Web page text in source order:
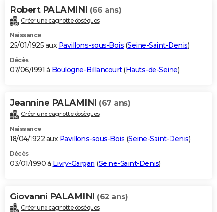
Robert PALAMINI (66 ans)
Créer une cagnotte obsèques
Naissance
25/01/1925 aux Pavillons-sous-Bois (Seine-Saint-Denis)
Décès
07/06/1991 à Boulogne-Billancourt(Hauts-de-Seine)
Jeannine PALAMINI (67 ans)
Créer une cagnotte obsèques
Naissance
18/04/1922 aux Pavillons-sous-Bois (Seine-Saint-Denis)
Décès
03/01/1990 à Livry-Gargan (Seine-Saint-Denis)
Giovanni PALAMINI (62 ans)
Créer une cagnotte obsèques